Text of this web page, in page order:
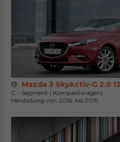
Mazda 3 SkyActiv-G 2.0
C - Segment ( Kompaktwagen)
Herstellung von 2016. bis 2019.